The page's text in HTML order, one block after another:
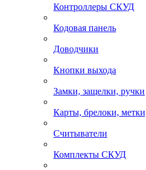
Контроллеры СКУД
Кодовая панель
Доводчики
Кнопки выхода
Замки, защелки, ручки
Карты, брелоки,
Считыватели
Комплекты СКУД